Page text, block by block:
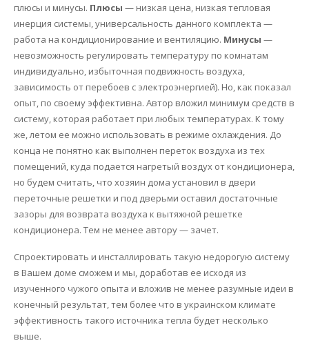
плюсы и минусы. Плюсы — низкая цена, низкая тепловая
инерция системы, универсальность данного комплекта —
работа на кондиционирование и вентиляцию. Минусы —
невозможность регулировать температуру по комнатам
индивидуально, избыточная подвижность воздуха,
зависимость от перебоев с электроэнергией). Но, как показал
опыт, по своему эффективна. Автор вложил минимум средств в
систему, которая работает при любых температурах. К тому
же, летом ее можно использовать в режиме охлаждения. До
конца не понятно как выполнен переток воздуха из тех
помещений, куда подается нагретый воздух от кондиционера,
но будем считать, что хозяин дома установил в двери
переточные решетки и под дверьми оставил достаточные
зазоры для возврата воздуха к вытяжной решетке
кондиционера. Тем не менее автору — зачет.
Спроектировать и инсталлировать такую недорогую систему
в Вашем доме сможем и мы, доработав ее исходя из
изученного чужого опыта и вложив не менее разумные идеи в
конечный результат, тем более что в украинском климате
эффективность такого источника тепла будет несколько
выше.